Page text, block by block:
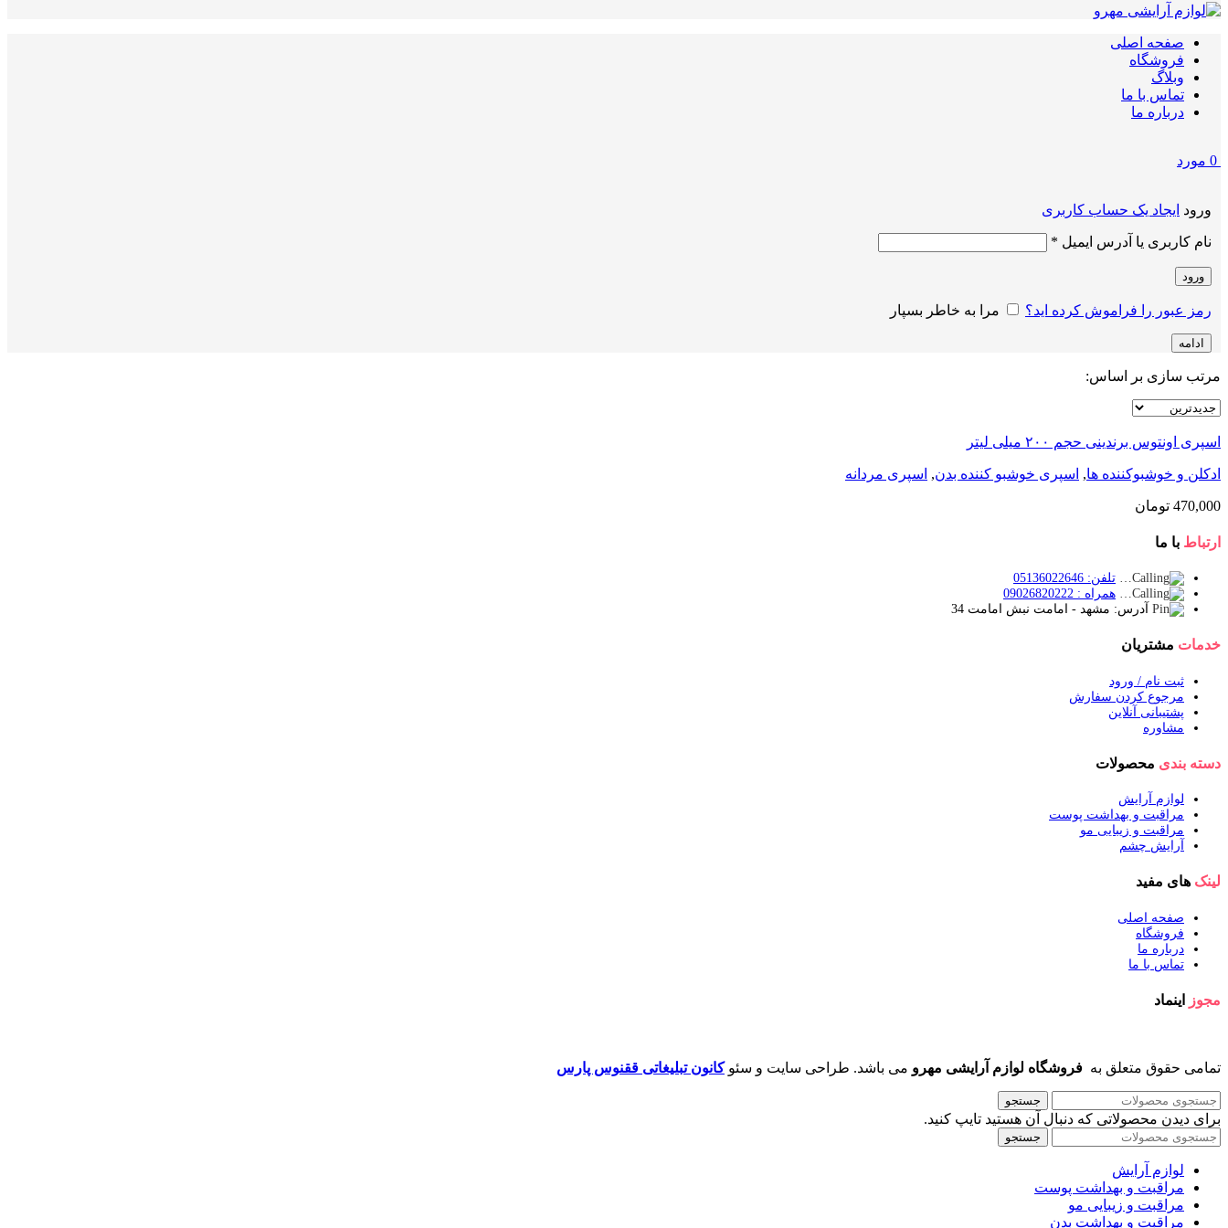
صفحه اصلی
فروشگاه
وبلاگ
تماس با ما
درباره ما
0 مورد
ورود ایجاد یک حساب کاربری
نام کاربری یا آدرس ایمیل *
ورود
رمز عبور را فراموش کرده اید؟ مرا به خاطر بسپار
ادامه
مرتب سازی بر اساس:
اسپری اونتوس برندینی حجم ۲۰۰ میلی لیتر
ادکلن و خوشبوکننده ها, اسپری خوشبو کننده بدن, اسپری مردانه
470,000 تومان
ارتباط با ما
تلفن: 05136022646
همراه : 09026820222
آدرس: مشهد - امامت نبش امامت 34
خدمات مشتریان
ثبت نام / ورود
مرجوع کردن سفارش
پشتیبانی آنلاین
مشاوره
دسته بندی محصولات
لوازم آرایش
مراقبت و بهداشت پوست
مراقبت و زیبایی مو
آرایش چشم
لینک های مفید
صفحه اصلی
فروشگاه
درباره ما
تماس با ما
مجوز اینماد
تمامی حقوق متعلق به فروشگاه لوازم آرایشی مهرو می باشد. طراحی سایت و سئوکانون تبلیغاتی ققنوس پارس
جستجو
برای دیدن محصولاتی که دنبال آن هستید تایپ کنید.
جستجو
لوازم آرایش
مراقبت و بهداشت پوست
مراقبت و زیبایی مو
مراقبت و بهداشت بدن